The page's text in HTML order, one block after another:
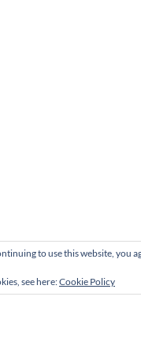
to use this website, you
see here:Cookie Policy